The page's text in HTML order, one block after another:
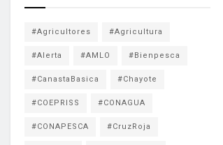
#Agricultores #Agricultura
#Alerta #AMLO #Bienpesca
#CanastaBasica #Chayote
#COEPRISS #CONAGUA
#CONAPESCA #CruzRoja